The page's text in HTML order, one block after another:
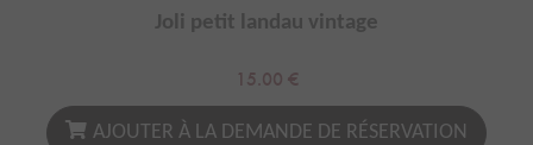
Joli petit landau vintage
15.00 €
AJOUTER À LA DEMANDE DE RÉSERVATION